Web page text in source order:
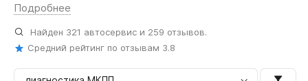
Подробнее
Найден 321 автосервис и 259 отзывов.
Средний рейтинг по отзывам 3.8